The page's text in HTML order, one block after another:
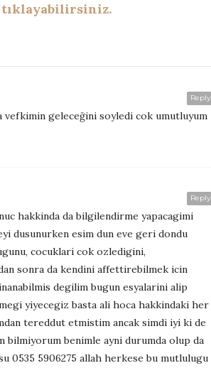
tıklayabilirsiniz.
Reply
vefkimin geleceğini soyledi cok umutluyum
Reply
hakkinda da bilgilendirme yapacagimi
dusunurken esim dun eve geri dondu
cocuklari cok ozledigini,
sonra da kendini affettirebilmek icin
degilim bugun esyalarini alip
yiyecegiz basta ali hoca hakkindaki her
tereddut etmistim ancak simdi iyi ki de
bilmiyorum benimle ayni durumda olup da
0535 5906275 allah herkese bu mutlulugu